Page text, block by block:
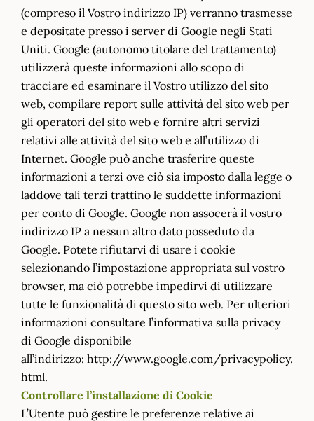
(compreso il Vostro indirizzo IP) verranno trasmesse
e depositate presso i server di Google negli Stati
Uniti. Google (autonomo titolare del trattamento)
utilizzerà queste informazioni allo scopo di
tracciare ed esaminare il Vostro utilizzo del sito
web, compilare report sulle attività del sito web per
gli operatori del sito web e fornire altri servizi
relativi alle attività del sito web e all’utilizzo di
Internet. Google può anche trasferire queste
informazioni a terzi ove ciò sia imposto dalla legge o
laddove tali terzi trattino le suddette informazioni
per conto di Google. Google non assocerà il vostro
indirizzo IP a nessun altro dato posseduto da
Google. Potete rifiutarvi di usare i cookie
selezionando l’impostazione appropriata sul vostro
browser, ma ciò potrebbe impedirvi di utilizzare
tutte le funzionalità di questo sito web. Per ulteriori
informazioni consultare l’informativa sulla privacy
di Google disponibile
all’indirizzo: http://www.google.com/privacypolicy.
html.
Controllare l’installazione di Cookie
L’Utente può gestire le preferenze relative ai